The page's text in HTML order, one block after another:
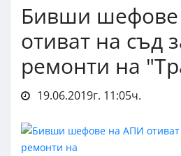
Бивши
отиват на съд
ремонти на
19.06.2019г. 11:05ч.